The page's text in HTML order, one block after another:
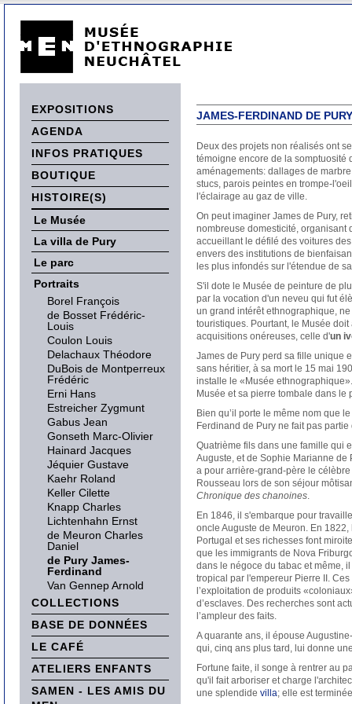
EXPOSITIONS
AGENDA
INFOS PRATIQUES
BOUTIQUE
HISTOIRE(S)
Le Musée
La villa de Pury
Le parc
Portraits
Borel François
de Bosset Frédéric-
Louis
Coulon Louis
Delachaux Théodore
DuBois de Montperreux
Frédéric
Erni Hans
Estreicher Zygmunt
Gabus Jean
Gonseth Marc-Olivier
Hainard Jacques
Jéquier Gustave
Kaehr Roland
Keller Cilette
Knapp Charles
Lichtenhahn Ernst
de Meuron Charles
Daniel
de Pury James-
Ferdinand
Van Gennep Arnold
COLLECTIONS
BASE DE DONNÉES
LE CAFÉ
ATELIERS ENFANTS
SAMEN - LES AMIS DU
JAMES-FERDINAND DE
Deux des projets non réalisés ont
témoigne encore de la somptuosité
aménagements: dallages de
stucs, parois peintes en trompe-
l'éclairage au gaz de ville.
On peut imaginer James de Pury,
nombreuse domesticité, organisant
accueillant le défilé des voitures
envers des institutions de
les plus infondés sur l'étendue de
S'il dote le Musée de peinture de
par la vocation d'un neveu qui fut
un grand intérêt ethnographique,
touristiques. Pourtant, le Musée
acquisitions onéreuses, celle d'un
James de Pury perd sa fille unique
sans héritier, à sa mort le 15 mai
installe le «Musée
Musée et sa pierre tombale dans le
Bien qu’il porte le même nom que
Ferdinand de Pury ne fait pas
Quatrième fils dans une famille qui
Auguste, et de Sophie Marianne de
a pour arrière-grand-père le
Rousseau lors de son séjour
Chronique des chanoines.
En 1846, il s'embarque pour
oncle Auguste de Meuron. En
Portugal et ses richesses font
que les immigrants de Nova
dans le négoce du tabac et même,
tropical par l'empereur Pierre II.
l’exploitation de produits
d’esclaves. Des recherches sont
l’ampleur des faits.
A quarante ans, il épouse
qui, cinq ans plus tard, lui donne
Fortune faite, il songe à rentrer au
qu'il fait arboriser et charge
une splendide villa; elle est